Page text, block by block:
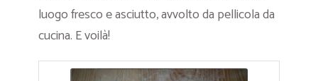
luogo fresco e asciutto, avvolto da pellicola da
cucina. E voilà!